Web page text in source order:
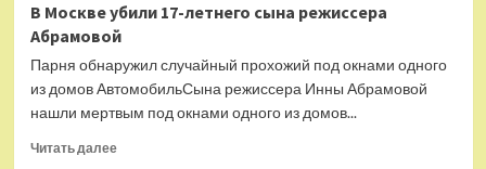
хирург
Хайдаров
потерял
миллионы
В Москве убили 17-летнего сына режиссера
Абрамовой
Парня обнаружил случайный прохожий под окнами одного
из домов АвтомобильСына режиссера Инны Абрамовой
нашли мертвым под окнами одного из домов...
Читать далееПрочитать